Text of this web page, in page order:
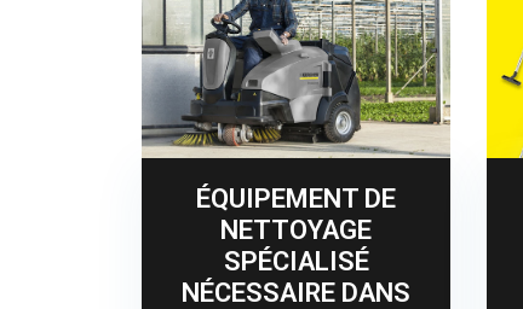
ÉQUIPEMENT DE
NETTOYAGE
SPÉCIALISÉ
NÉCESSAIRE DANS